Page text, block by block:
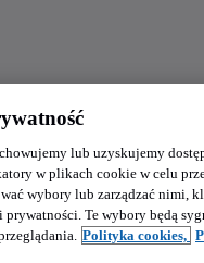
lub uzyskujemy
w plikach cookie w celu
wybory lub zarządzać nimi,
Te wybory będą
Polityka cookies,